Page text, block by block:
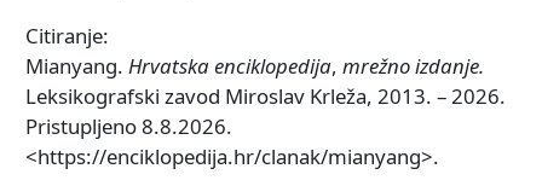
Citiranje:
Mianyang. Hrvatska enciklopedija, mrežno izdanje.
Leksikografski zavod Miroslav Krleža, 2013. – 2026.
Pristupljeno 8.8.2026.
<https://enciklopedija.hr/clanak/mianyang>.